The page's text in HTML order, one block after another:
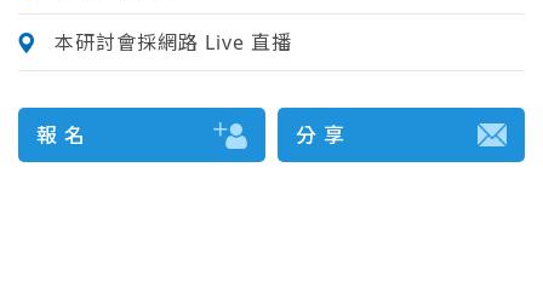
本研討會採網路 Live 直播
報 名 分 享